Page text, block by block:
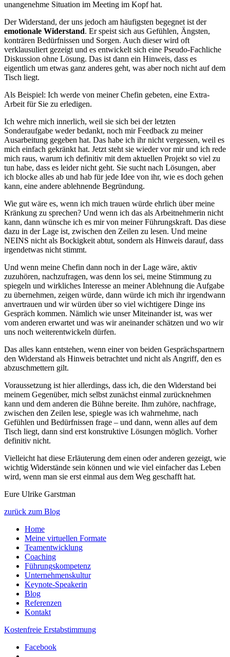
unangenehme Situation im Meeting im Kopf hat.
Der Widerstand, der uns jedoch am häufigsten begegnet ist der
emotionale Widerstand. Er speist sich aus Gefühlen, Ängsten,
konträren Bedürfnissen und Sorgen. Auch dieser wird oft
verklausuliert gezeigt und es entwickelt sich eine Pseudo-Fachliche
Diskussion ohne Lösung. Das ist dann ein Hinweis, dass es
eigentlich um etwas ganz anderes geht, was aber noch nicht auf dem
Tisch liegt.
Als Beispiel: Ich werde von meiner Chefin gebeten, eine Extra-
Arbeit für Sie zu erledigen.
Ich wehre mich innerlich, weil sie sich bei der letzten
Sonderaufgabe weder bedankt, noch mir Feedback zu meiner
Ausarbeitung gegeben hat. Das habe ich ihr nicht vergessen, weil es
mich einfach gekränkt hat. Jetzt steht sie wieder vor mir und ich rede
mich raus, warum ich definitiv mit dem aktuellen Projekt so viel zu
tun habe, dass es leider nicht geht. Sie sucht nach Lösungen, aber
ich blocke alles ab und hab für jede Idee von ihr, wie es doch gehen
kann, eine andere ablehnende Begründung.
Wie gut wäre es, wenn ich mich trauen würde ehrlich über meine
Kränkung zu sprechen? Und wenn ich das als Arbeitnehmerin nicht
kann, dann wünsche ich es mir von meiner Führungskraft. Das diese
dazu in der Lage ist, zwischen den Zeilen zu lesen. Und meine
NEINS nicht als Bockigkeit abtut, sondern als Hinweis darauf, dass
irgendetwas nicht stimmt.
Und wenn meine Chefin dann noch in der Lage wäre, aktiv
zuzuhören, nachzufragen, was denn los sei, meine Stimmung zu
spiegeln und wirkliches Interesse an meiner Ablehnung die Aufgabe
zu übernehmen, zeigen würde, dann würde ich mich ihr irgendwann
anvertrauen und wir würden über so viel wichtigere Dinge ins
Gespräch kommen. Nämlich wie unser Miteinander ist, was wer
vom anderen erwartet und was wir aneinander schätzen und wo wir
uns noch weiterentwickeln dürfen.
Das alles kann entstehen, wenn einer von beiden Gesprächspartnern
den Widerstand als Hinweis betrachtet und nicht als Angriff, den es
abzuschmettern gilt.
Voraussetzung ist hier allerdings, dass ich, die den Widerstand bei
meinem Gegenüber, mich selbst zunächst einmal zurücknehmen
kann und dem anderen die Bühne bereite. Ihm zuhöre, nachfrage,
zwischen den Zeilen lese, spiegle was ich wahrnehme, nach
Gefühlen und Bedürfnissen frage – und dann, wenn alles auf dem
Tisch liegt, dann sind erst konstruktive Lösungen möglich. Vorher
definitiv nicht.
Vielleicht hat diese Erläuterung dem einen oder anderen gezeigt, wie
wichtig Widerstände sein können und wie viel einfacher das Leben
wird, wenn man sie erst einmal aus dem Weg geschafft hat.
Eure Ulrike Garstman
zurück zum Blog
Home
Meine virtuellen Formate
Teamentwicklung
Coaching
Führungskompetenz
Unternehmenskultur
Keynote-Speakerin
Blog
Referenzen
Kontakt
Kostenfreie Erstabstimmung
Facebook